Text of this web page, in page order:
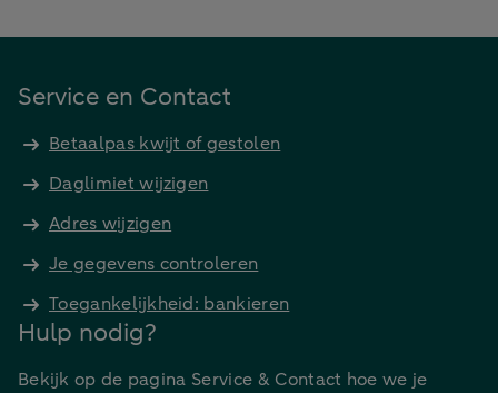
Service en Contact
Betaalpas kwijt of gestolen
Daglimiet wijzigen
Adres wijzigen
Je gegevens controleren
Toegankelijkheid: bankieren
Hulp nodig?
Bekijk op de pagina Service & Contact hoe we je